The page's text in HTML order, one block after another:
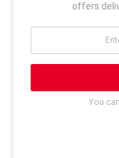
offers
You